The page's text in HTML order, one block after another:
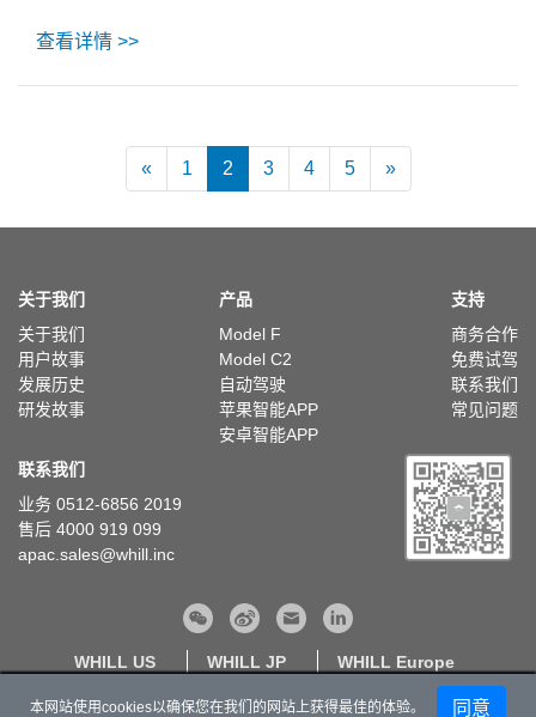
引进WHILL（蔚尔）自动驾驶系统，这是世界上首次将
自动驾驶系统的个人出行工具商业化应用于大型机场。
查看详情 >>
«Previous
1 2 3 4 5 »Next
关于我们
关于我们
用户故事
发展历史
研发故事
产品
Model F
Model C2
自动驾驶
苹果智能APP
安卓智能APP
支持
商务合作
免费试驾
联系我们
常见问题
联系我们
业务 0512-6856 2019
售后 4000 919 099
apac.sales@whill.inc
WHILL US WHILL JP WHILL Europe
苏公网安备32050702012130号
Copyright © WHILL lnc. 2015 - 2026 All Rights Reserved
本网站使用cookies以确保您在我们的网站上获得最佳的体验。 同意